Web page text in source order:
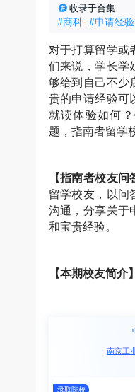
收录于合集
#商科 #申请经验
对于打算留学或
们来说，学长学
够给到自己不少
贵的申请经验可
就读体验如何
题，指南者留学
【指南者校友问
留学校友，以问
沟通，分享关于
和宝贵经验。
【本期校友简介】
南京工
录取院校